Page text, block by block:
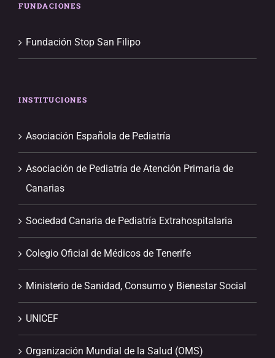
FUNDACIONES
Fundación Stop San Filipo
INSTITUCIONES
Asociación Española de Pediatría
Asociación de Pediatría de Atención Primaria de
Canarias
Sociedad Canaria de Pediatría Extrahospitalaria
Colegio Oficial de Médicos de Tenerife
Ministerio de Sanidad, Consumo y Bienestar Social
UNICEF
Organización Mundial de la Salud (OMS)